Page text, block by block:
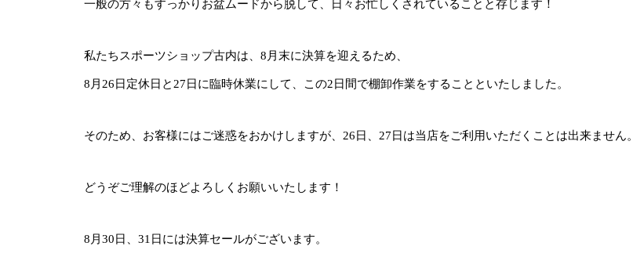
一般の方々もすっかりお盆ムードから脱して、日々お忙しくされていることと存じます！
私たちスポーツショップ古内は、8月末に決算を迎えるため、
8月26日定休日と27日に臨時休業にして、この2日間で棚卸作業をすることといたしました。
そのため、お客様にはご迷惑をおかけしますが、26日、27日は当店をご利用いただくことは出来ません。
どうぞご理解のほどよろしくお願いいたします！
8月30日、31日には決算セールがございます。